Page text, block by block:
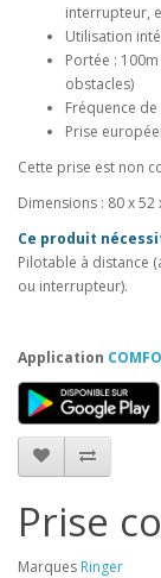
interrupteur,
Utilisation
Portée :
obstacles)
Fréquence
Prise
Cette prise est non
Dimensions : 80 x 52
Ce produit
Pilotable à distance
ou interrupteur).
Application
Prise
Marques Ringer